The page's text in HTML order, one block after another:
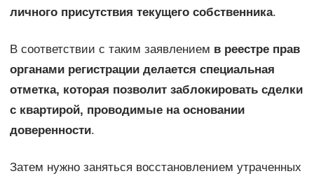
личного присутствия текущего собственника.
В соответствии с таким заявлением в реестре прав
органами регистрации делается специальная
отметка, которая позволит заблокировать сделки
с квартирой, проводимые на основании
доверенности.
Затем нужно заняться восстановлением утраченных